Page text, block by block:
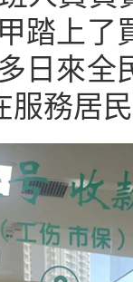
踏上了
日來全
服務居